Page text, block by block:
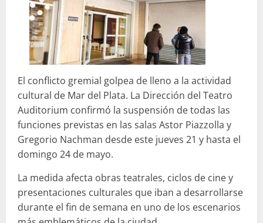
El conflicto gremial golpea de lleno a la actividad
cultural de Mar del Plata. La Dirección del Teatro
Auditorium confirmó la suspensión de todas las
funciones previstas en las salas Astor Piazzolla y
Gregorio Nachman desde este jueves 21 y hasta el
domingo 24 de mayo.
La medida afecta obras teatrales, ciclos de cine y
presentaciones culturales que iban a desarrollarse
durante el fin de semana en uno de los escenarios